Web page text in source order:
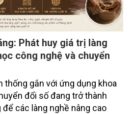
Phát huy giá trị làng
công nghệ và chuyển
thống gắn với ứng dụng khoa
đổi số đang trở thành
các làng nghề nâng cao